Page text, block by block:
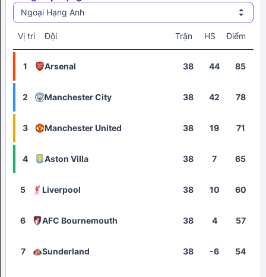
Ngoại Hạng Anh
Vị trí Đội Trận HS Điểm
1 Arsenal 38 44 85
2 Manchester City 38 42 78
3 Manchester United 38 19 71
4 Aston Villa 38 7 65
5 Liverpool 38 10 60
6 AFC Bournemouth 38 4 57
7 Sunderland 38 -6 54